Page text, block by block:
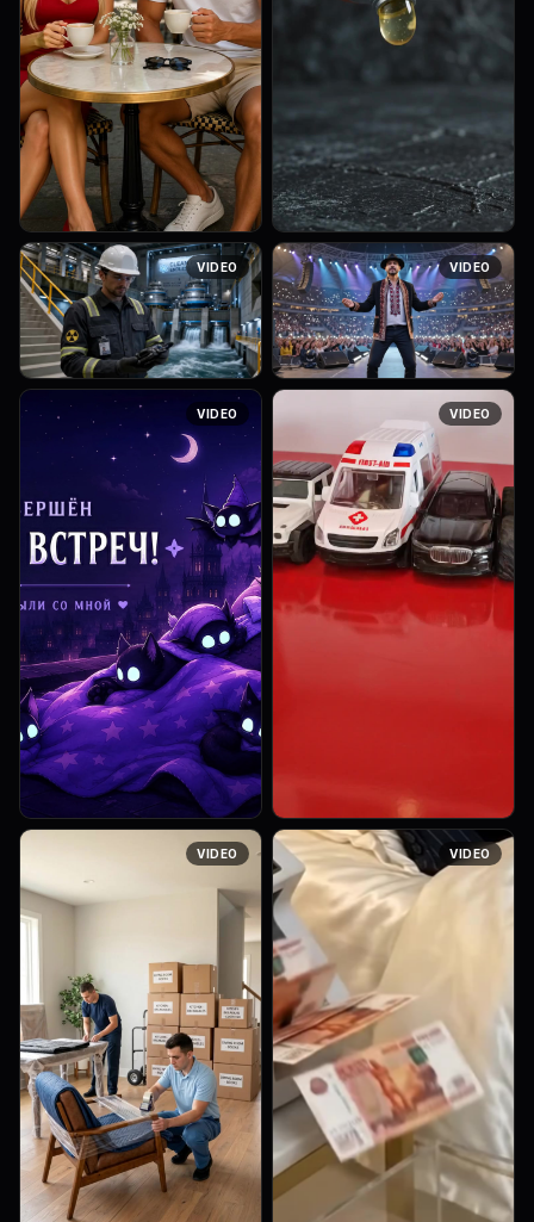
Cozy cinematic animated
illustration, semi-realistic
Disney/Pixar style, 9:16
vertical, 8 seconds.
Characters: ALINA and MAX at
the same...
Ультрареалистичный
макро-кадр в
кинематографическом
стиле, вертикальный формат
9:16, длительность 8 секунд,
непрерывная съемка. Рука
с из...
VIDEO
Make sure to give the
engineer some time to smile
as he looks towards the
camera - then turns his head
softly and gently back, as he
prop...
VIDEO
Парень на видео танцует
танец, как показан на видео-
оригинале, только в руках
микрофона не должно быть.
Танцует он на сцене
стадиона полн...
VIDEO
Анимируй заставку как
герои просто спят для
окончания стрима на твиче,
просто спят и пролетают
звёзды на небе
VIDEO
A video from the attached
image wheere the bike
circles around the vehicles
and making horns, race
sounds
VIDEO VIDEO